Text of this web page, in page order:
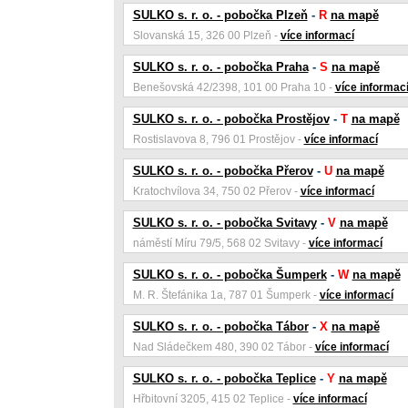
SULKO s. r. o. - pobočka Plzeň- R na mapě
Slovanská 15, 326 00 Plzeň - více informací
SULKO s. r. o. - pobočka Praha- S na mapě
Benešovská 42/2398, 101 00 Praha 10 - více informací
SULKO s. r. o. - pobočka Prostějov- T na mapě
Rostislavova 8, 796 01 Prostějov - více informací
SULKO s. r. o. - pobočka Přerov- U na mapě
Kratochvílova 34, 750 02 Přerov - více informací
SULKO s. r. o. - pobočka Svitavy- V na mapě
náměstí Míru 79/5, 568 02 Svitavy - více informací
SULKO s. r. o. - pobočka Šumperk- W na mapě
M. R. Štefánika 1a, 787 01 Šumperk - více informací
SULKO s. r. o. - pobočka Tábor- X na mapě
Nad Sládečkem 480, 390 02 Tábor - více informací
SULKO s. r. o. - pobočka Teplice- Y na mapě
Hřbitovní 3205, 415 02 Teplice - více informací